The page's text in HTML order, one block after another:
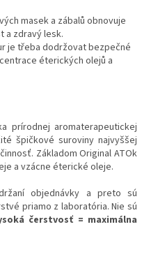
masek a zábalů obnovuje
a zdravý lesk.
je třeba dodržovat bezpečné
éterických olejů a
prírodnej aromaterapeutickej
špičkové suroviny najvyššej
Základom Original ATOk
a vzácne éterické oleje.
objednávky a preto sú
priamo z laboratória. Nie sú
čerstvosť = maximálna